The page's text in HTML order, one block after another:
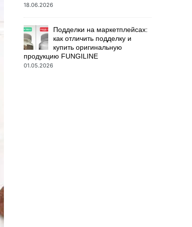
18.06.2026
Подделки на маркетплейсах:
как отличить подделку и
купить оригинальную
продукцию FUNGILINE
01.05.2026